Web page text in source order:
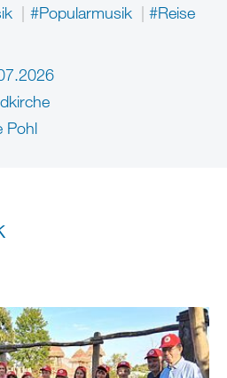
#Popularmusik #Reise
Pohl